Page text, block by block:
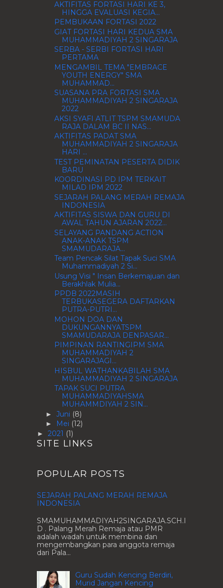
AKTIFITAS FORTASI HARI KE 3,
HINGGA EVALUASI KEGIA...
PEMBUKAAN FORTASI 2022
GIAT FORTASI HARI KEDUA SMA
MUHAMMADIYAH 2 SINGARAJA
SERBA - SERBI FORTASI HARI
PERTAMA
MENGAMBIL TEMA "EMBRACE
YOUTH ENERGY" SMA
MUHAMMAD...
SUASANA PRA FORTASI SMA
MUHAMMADIYAH 2 SINGARAJA
2022
AKSI SYAFI ATLIT TSPM SMAMUDA
RAJA DALAM BC II NAS...
AKTIFITAS PADAT SMA
MUHAMMADIYAH 2 SINGARAJA
HARI ...
TEST PEMINATAN PESERTA DIDIK
BARU
KOORDINASI PD IPM TERKAIT
MILAD IPM 2022
SEJARAH PALANG MERAH REMAJA
INDONESIA
AKTIFITAS SISWA DAN GURU DI
AWAL TAHUN AJARAN 2022...
SELAYANG PANDANG ACTION
ANAK-ANAK TSPM
SMAMUDARAJA...
Team Pencak Silat Tapak Suci SMA
Muhammadiyah 2 Si...
Usung Visi " Insan Berkemajuan dan
Berakhlak Mulia...
PPDB 2022MASIH
TERBUKASEGERA DAFTARKAN
PUTRA-PUTRI...
MOHON DOA DAN
DUKUNGANNYATSPM
SMAMUDARAJA DENPASAR...
PIMPINAN RANTINGIPM SMA
MUHAMMADIYAH 2
SINGARAJAGI...
HISBUL WATHANKABILAH SMA
MUHAMMADIYAH 2 SINGARAJA
TAPAK SUCI PUTRA
MUHAMMADIYAHSMA
MUHAMMDIYAH 2 SIN...
► Juni (8)
► Mei (12)
► 2021 (1)
SITE LINKS
POPULAR POSTS
SEJARAH PALANG MERAH REMAJA
INDONESIA
SMAMUHAMMADIYAH2SINGARAJA.SCH.I
D . Palang Merah Remaja atau PMR
adalah wadah untuk membina dan
mengembangkan para anggota remaja
dari Pala...
Guru Sudah Kencing Berdiri,
Murid Jangan Kencing